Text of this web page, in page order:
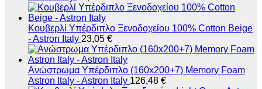
Κουβερλί Υπέρδιπλο Ξενοδοχείου 100% Cοtton Beige
- Astron Italy 23,05 €
Ανώστρωμα Υπέρδιπλο (160x200+7) Memory Foam
Astron Italy - Astron Italy 126,48 €